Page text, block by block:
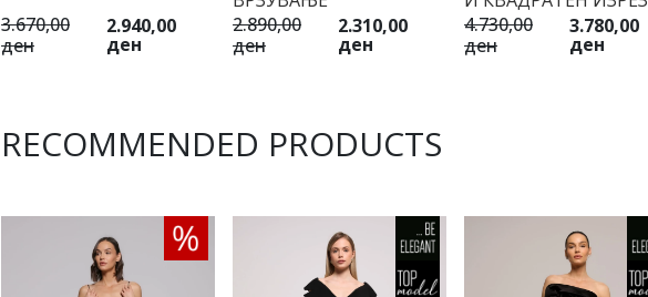
3.670,00
ден
2.940,00
ден
2.890,00
ден
2.310,00
ден
4.730,00
ден
3.780,00
ден
RECOMMENDED PRODUCTS